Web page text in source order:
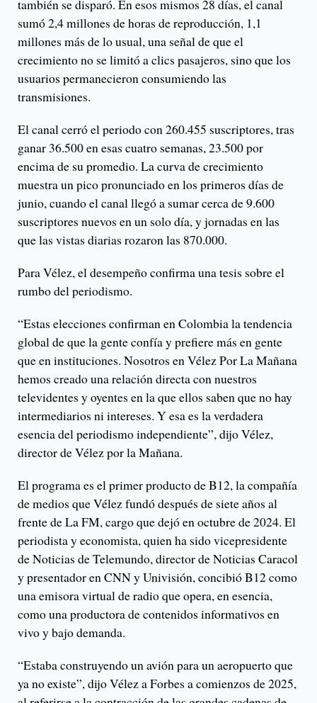
también se disparó. En esos mismos 28 días, el canal
sumó 2,4 millones de horas de reproducción, 1,1
millones más de lo usual, una señal de que el
crecimiento no se limitó a clics pasajeros, sino que los
usuarios permanecieron consumiendo las
transmisiones.
El canal cerró el periodo con 260.455 suscriptores, tras
ganar 36.500 en esas cuatro semanas, 23.500 por
encima de su promedio. La curva de crecimiento
muestra un pico pronunciado en los primeros días de
junio, cuando el canal llegó a sumar cerca de 9.600
suscriptores nuevos en un solo día, y jornadas en las
que las vistas diarias rozaron las 870.000.
Para Vélez, el desempeño confirma una tesis sobre el
rumbo del periodismo.
“Estas elecciones confirman en Colombia la tendencia
global de que la gente confía y prefiere más en gente
que en instituciones. Nosotros en Vélez Por La Mañana
hemos creado una relación directa con nuestros
televidentes y oyentes en la que ellos saben que no hay
intermediarios ni intereses. Y esa es la verdadera
esencia del periodismo independiente”, dijo Vélez,
director de Vélez por la Mañana.
El programa es el primer producto de B12, la compañía
de medios que Vélez fundó después de siete años al
frente de La FM, cargo que dejó en octubre de 2024. El
periodista y economista, quien ha sido vicepresidente
de Noticias de Telemundo, director de Noticias Caracol
y presentador en CNN y Univisión, concibió B12 como
una emisora virtual de radio que opera, en esencia,
como una productora de contenidos informativos en
vivo y bajo demanda.
“Estaba construyendo un avión para un aeropuerto que
ya no existe”, dijo Vélez a Forbes a comienzos de 2025,